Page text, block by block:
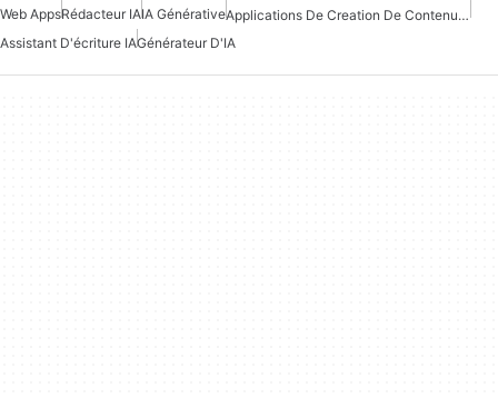
Web AppsRédacteur IAIA Générative
Applications De Creation De Contenu Avec Intelligence Artificielle
Assistant D'écriture IAGénérateur D'IA